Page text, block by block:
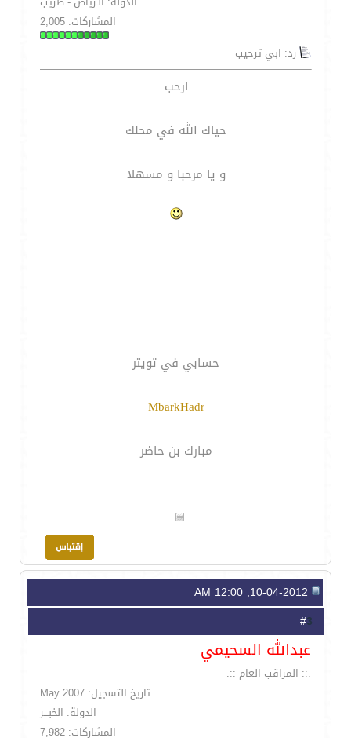
المشاركات: 2,005
رد: ابي ترحيب
ارحب
حياك الله في محلك
و يا مرحبا و مسهلا
__________________
حسابي في تويتر
MbarkHadr
مبارك بن حاضر
3
عبدالله السحيمي
.:: المراقب العام ::.
تاريخ التسجيل: May 2007
الدولة: الخبـــر
المشاركات: 7,982